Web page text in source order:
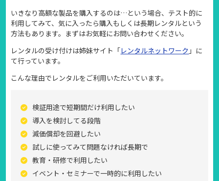
いきなり高額な製品を購入するのは…という場合、テスト的に
利用してみて、気に入ったら購入もしくは長期レンタルという
方法もあります。まずはお気軽にお問い合わせください。
レンタルの受け付けは姉妹サイト「レンタルネットワーク 」に
て行っています。
こんな理由でレンタルをご利用いただいています。
検証用途で短期間だけ利用したい
導入を検討してる段階
減価償却を回避したい
試しに使ってみて問題なければ長期で
教育・研修で利用したい
イベント・セミナーで一時的に利用したい